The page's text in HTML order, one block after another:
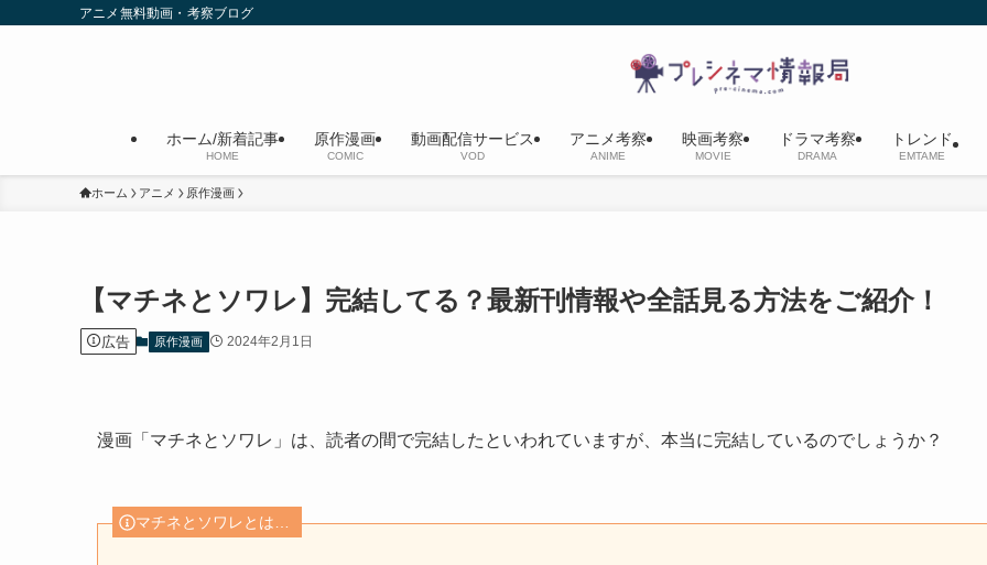
アニメ無料動画・考察ブログ
ホーム/新着記事
HOME
原作漫画
COMIC
動画配信サービス
VOD
アニメ考察
ANIME
映画考察
MOVIE
ドラマ考察
DRAMA
トレンド
EMTAME
ホーム アニメ 原作漫画
【マチネとソワレ】完結してる？最新刊情報や全話見る方法をご紹介！
広告 原作漫画 2024年2月1日
漫画「マチネとソワレ」は、読者の間で完結したといわれていますが、本当に完結しているのでしょうか？
マチネとソワレとは…